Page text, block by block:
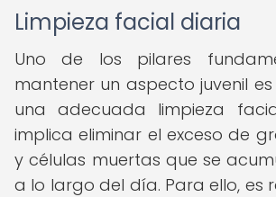
Limpieza facial diaria
Uno de los pilares
mantener un aspecto juvenil
una adecuada limpieza
implica eliminar el exceso de
y células muertas que se
a lo largo del día. Para ello, es